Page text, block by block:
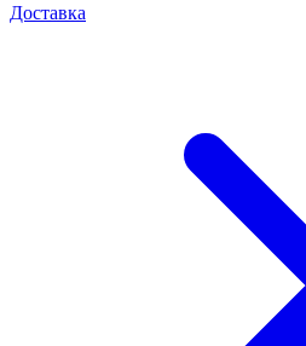
Доставка